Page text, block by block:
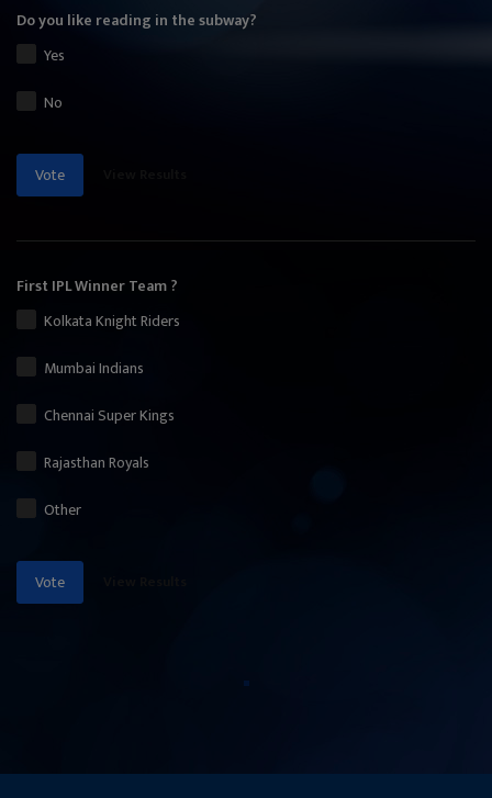
Do you like reading in the subway?
Yes
No
Vote
First IPL Winner Team ?
Kolkata Knight Riders
Mumbai Indians
Chennai Super Kings
Rajasthan Royals
Other
Vote